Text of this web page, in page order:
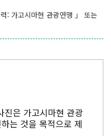
: 가고시마현 관광연맹 」 또는
진은 가고시마현 관광
는 것을 목적으로 제